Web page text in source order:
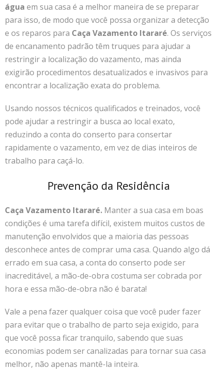
água em sua casa é a melhor maneira de se preparar
para isso, de modo que você possa organizar a detecção
e os reparos para Caça Vazamento Itararé. Os serviços
de encanamento padrão têm truques para ajudar a
restringir a localização do vazamento, mas ainda
exigirão procedimentos desatualizados e invasivos para
encontrar a localização exata do problema.
Usando nossos técnicos qualificados e treinados, você
pode ajudar a restringir a busca ao local exato,
reduzindo a conta do conserto para consertar
rapidamente o vazamento, em vez de dias inteiros de
trabalho para caçá-lo.
Prevenção da Residência
Caça Vazamento Itararé. Manter a sua casa em boas
condições é uma tarefa difícil, existem muitos custos de
manutenção envolvidos que a maioria das pessoas
desconhece antes de comprar uma casa. Quando algo dá
errado em sua casa, a conta do conserto pode ser
inacreditável, a mão-de-obra costuma ser cobrada por
hora e essa mão-de-obra não é barata!
Vale a pena fazer qualquer coisa que você puder fazer
para evitar que o trabalho de parto seja exigido, para
que você possa ficar tranquilo, sabendo que suas
economias podem ser canalizadas para tornar sua casa
melhor, não apenas mantê-la inteira.